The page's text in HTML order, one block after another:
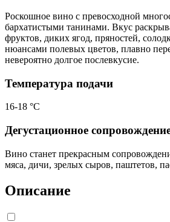
Роскошное вино с превосходной
бархатистыми танинами. Вкус
фруктов, диких ягод, пряностей,
нюансами полевых цветов, плавно
невероятно долгое послевкусие.
Температура подачи
16-18 °С
Дегустационное
Вино станет прекрасным
мяса, дичи, зрелых сыров, паштетов,
Описание